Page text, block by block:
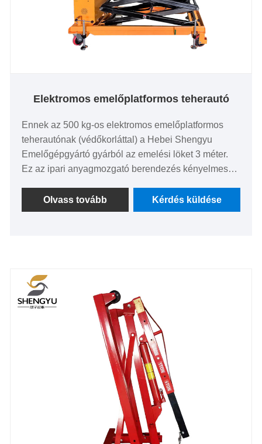
Elektromos emelőplatformos teherautó
Ennek az 500 kg-os elektromos emelőplatformos
teherautónak (védőkorláttal) a Hebei Shengyu
Emelőgépgyártó gyárból az emelési löket 3 méter.
Ez az ipari anyagmozgató berendezés kényelmes
biztonsági védelmet kínál. Főleg nagy magasságban
történő anyagszállításra és műhelyekben,
Olvass tovább Kérdés küldése